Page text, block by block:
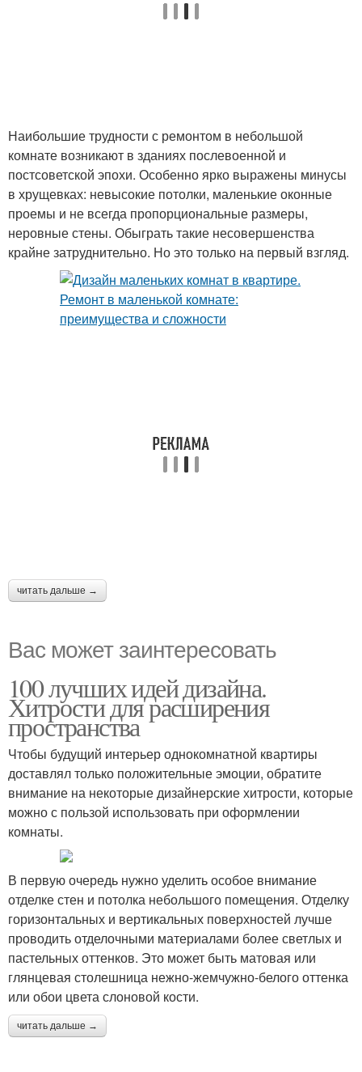
Наибольшие трудности с ремонтом в небольшой
комнате возникают в зданиях послевоенной и
постсоветской эпохи. Особенно ярко выражены минусы
в хрущевках: невысокие потолки, маленькие оконные
проемы и не всегда пропорциональные размеры,
неровные стены. Обыграть такие несовершенства
крайне затруднительно. Но это только на первый взгляд.
читать дальше →
Вас может заинтересовать
100 лучших идей дизайна.
Хитрости для расширения
пространства
Чтобы будущий интерьер однокомнатной квартиры
доставлял только положительные эмоции, обратите
внимание на некоторые дизайнерские хитрости, которые
можно с пользой использовать при оформлении
комнаты.
В первую очередь нужно уделить особое внимание
отделке стен и потолка небольшого помещения. Отделку
горизонтальных и вертикальных поверхностей лучше
проводить отделочными материалами более светлых и
пастельных оттенков. Это может быть матовая или
глянцевая столешница нежно-жемчужно-белого оттенка
или обои цвета слоновой кости.
читать дальше →